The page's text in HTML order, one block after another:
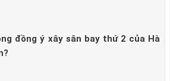
đồng ý xây sân bay thứ 2 của Hà